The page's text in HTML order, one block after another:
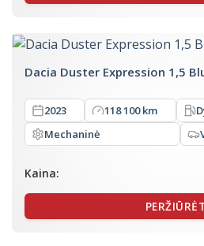
Dacia Duster Expression 1,5
2023 118 100 km
Mechaninė
Kaina: